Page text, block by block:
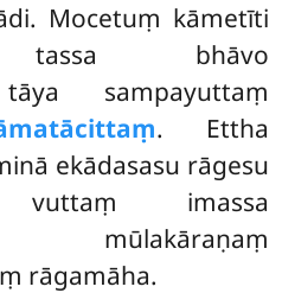
Mocetuṃ kāmetīti
bhāvo
sampayuttaṃ
. Ettha
ekādasasu rāgesu
vuttaṃ imassa
mūlakāraṇaṃ
rāgamāha.